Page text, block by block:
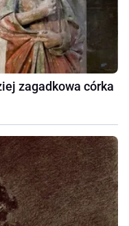
zagadkowa córka